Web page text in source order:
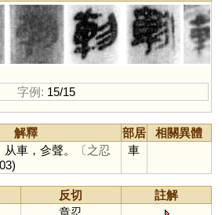
字例: 15/15
解釋 部居
相關異體
車，㐱聲。
〔之忍
車
反切
註解